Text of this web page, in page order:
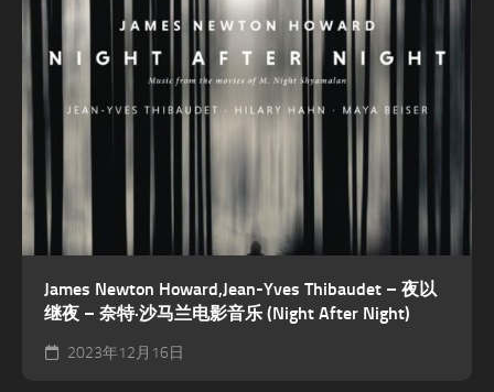
James Newton Howard,Jean-Yves Thibaudet – 夜以
继夜 – 奈特·沙马兰电影音乐 (Night After Night)
2023年12月16日